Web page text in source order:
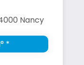
Nancy
*